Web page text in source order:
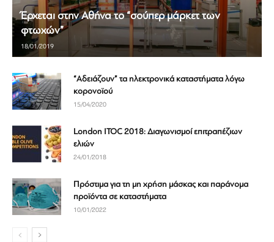
Έρχεται στην Αθήνα το “σούπερ μάρκετ των
φτωχών”
18/01/2019
“Αδειάζουν” τα ηλεκτρονικά καταστήματα λόγω
κορονοϊού
15/04/2020
London ITOC 2018: Διαγωνισμοί επιτραπέζιων
ελιών
24/01/2018
Πρόστιμα για τη μη χρήση μάσκας και παράνομα
προϊόντα σε καταστήματα
10/01/2022